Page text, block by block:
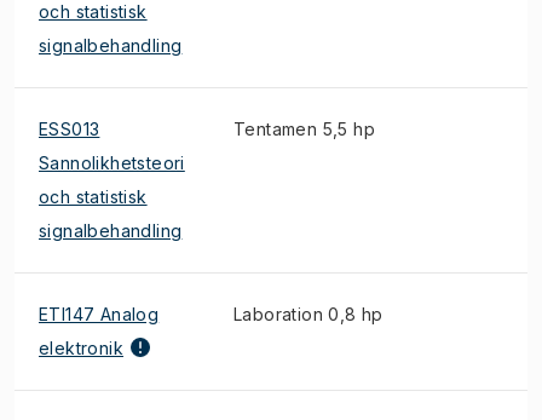
och statistisk
signalbehandling
ESS013
Sannolikhetsteori
och statistisk
signalbehandling
Tentamen 5,5 hp
ETI147 Analog
elektronik
Laboration 0,8 hp